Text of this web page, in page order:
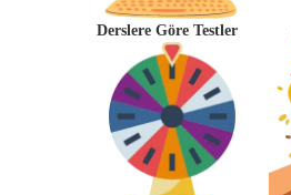
Derslere Göre Testler